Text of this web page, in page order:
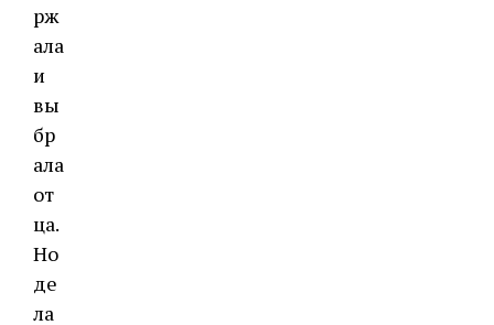
рж
ала
и
вы
бр
ала
от
ца.
Но
де
ла